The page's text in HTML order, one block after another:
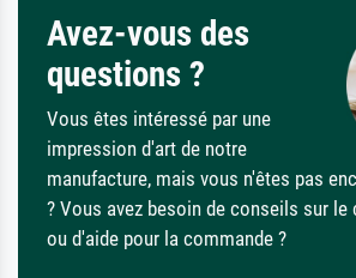
Avez-vous des
questions ?
Vous êtes intéressé par une
impression d'art de notre
manufacture, mais vous n'êtes pas
? Vous avez besoin de conseils sur le
ou d'aide pour la commande ?